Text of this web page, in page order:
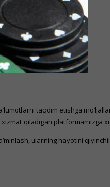
taqdim etishga
qiladigan platformamizga
ularning hayotini